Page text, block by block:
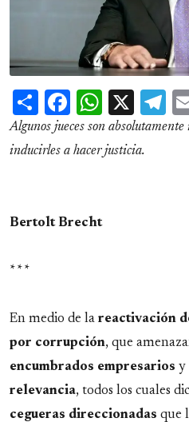
ShareFacebook
X
Algunos jueces son
inducirles a hacer justicia.
Bertolt Brecht
* * *
En medio de la reactivación
por corrupción, que
encumbrados empresarios y
relevancia, todos los cuales
cegueras direccionadas que